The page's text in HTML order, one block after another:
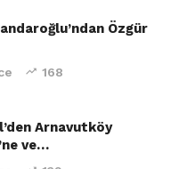
Özgür
168
Arnavutköy
ve…